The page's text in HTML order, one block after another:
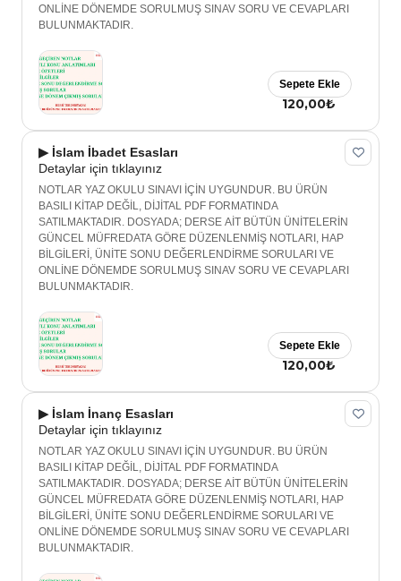
ONLİNE DÖNEMDE SORULMUŞ SINAV SORU VE CEVAPLARI
BULUNMAKTADIR.
120,00₺
Sepete Ekle
▶ İslam İbadet Esasları
Detaylar için tıklayınız
NOTLAR YAZ OKULU SINAVI İÇİN UYGUNDUR. BU ÜRÜN
BASILI KİTAP DEĞİL, DİJİTAL PDF FORMATINDA
SATILMAKTADIR. DOSYADA; DERSE AİT BÜTÜN ÜNİTELERİN
GÜNCEL MÜFREDATA GÖRE DÜZENLENMİŞ NOTLARI, HAP
BİLGİLERİ, ÜNİTE SONU DEĞERLENDİRME SORULARI VE
ONLİNE DÖNEMDE SORULMUŞ SINAV SORU VE CEVAPLARI
BULUNMAKTADIR.
120,00₺
Sepete Ekle
▶ İslam İnanç Esasları
Detaylar için tıklayınız
NOTLAR YAZ OKULU SINAVI İÇİN UYGUNDUR. BU ÜRÜN
BASILI KİTAP DEĞİL, DİJİTAL PDF FORMATINDA
SATILMAKTADIR. DOSYADA; DERSE AİT BÜTÜN ÜNİTELERİN
GÜNCEL MÜFREDATA GÖRE DÜZENLENMİŞ NOTLARI, HAP
BİLGİLERİ, ÜNİTE SONU DEĞERLENDİRME SORULARI VE
ONLİNE DÖNEMDE SORULMUŞ SINAV SORU VE CEVAPLARI
BULUNMAKTADIR.